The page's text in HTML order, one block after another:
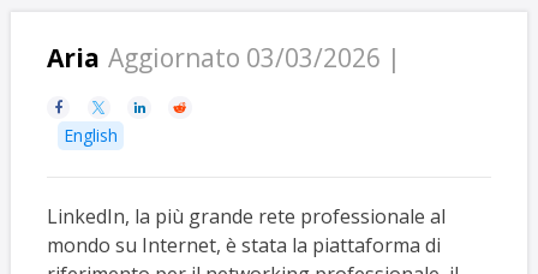
Aria Aggiornato 03/03/2026 |
   
English
LinkedIn, la più grande rete professionale al
mondo su Internet, è stata la piattaforma di